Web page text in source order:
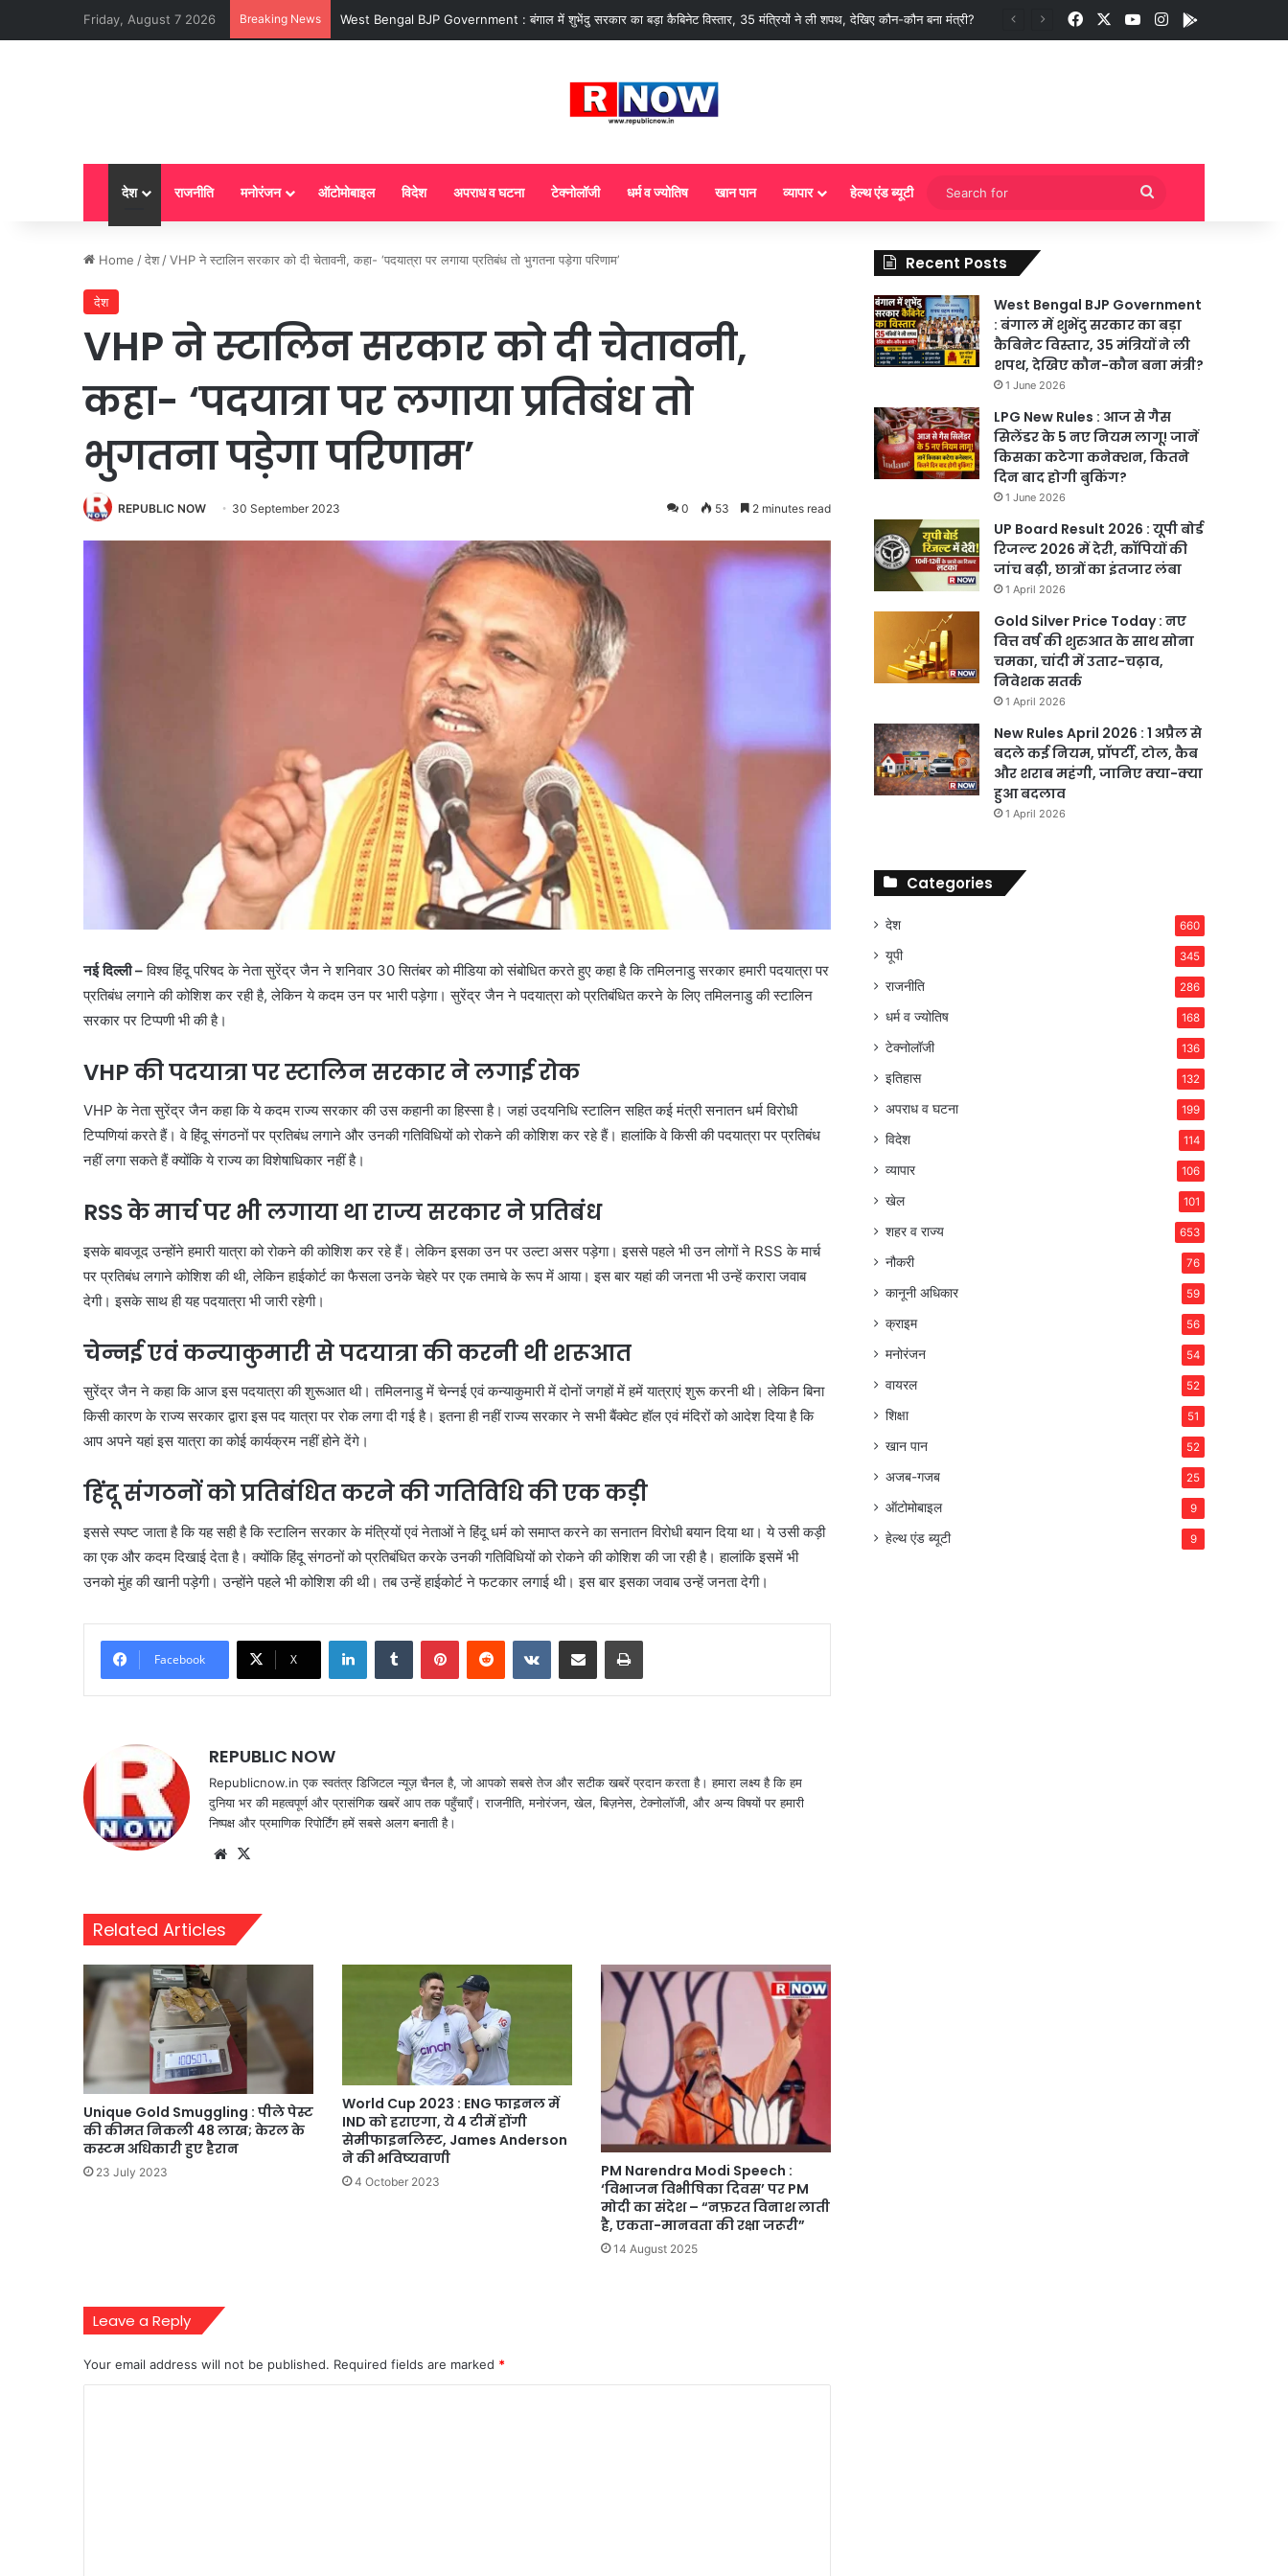
Friday, August 7 2026 Breaking News West Bengal BJP Government : बंगाल में शुभेंदु सरकार का बड़ा कैबिनेट विस्तार, 35 मंत्रियों ने ली शपथ, देखिए कौन-कौन बना मंत्री? FacebookYouTubeInstagram
देश राजनीति मनोरंजन ऑटोमोबाइल विदेश अपराध व घटना टेक्नोलॉजी धर्म व ज्योतिष खान पान व्यापार हेल्थ एंड ब्यूटी
Search
for
Home /देश /VHP ने स्टालिन सरकार को दी चेतावनी, कहा- ‘पदयात्रा पर लगाया प्रतिबंध तो भुगतना पड़ेगा परिणाम’
देश
VHP ने स्टालिन सरकार को दी चेतावनी,
कहा- ‘पदयात्रा पर लगाया प्रतिबंध तो
भुगतना पड़ेगा परिणाम’
REPUBLIC NOW 30 September 2023 0 53 2 minutes read
नई दिल्ली –विश्व हिंदू परिषद के नेता सुरेंद्र जैन ने शनिवार 30 सितंबर को मीडिया को संबोधित करते हुए कहा है कि तमिलनाडु सरकार हमारी पदयात्रा पर
प्रतिबंध लगाने की कोशिश कर रही है, लेकिन ये कदम उन पर भारी पड़ेगा। सुरेंद्र जैन ने पदयात्रा को प्रतिबंधित करने के लिए तमिलनाडु की स्टालिन
सरकार पर टिप्पणी भी की है।
VHPकी पदयात्रा पर स्टालिन सरकार ने लगाई रोक
VHP के नेता सुरेंद्र जैन कहा कि ये कदम राज्य सरकार की उस कहानी का हिस्सा है। जहां उदयनिधि स्टालिन सहित कई मंत्री सनातन धर्म विरोधी
टिप्पणियां करते हैं। वे हिंदू संगठनों पर प्रतिबंध लगाने और उनकी गतिविधियों को रोकने की कोशिश कर रहे हैं। हालांकि वे किसी की पदयात्रा पर प्रतिबंध
नहीं लगा सकते हैं क्योंकि ये राज्य का विशेषाधिकार नहीं है।
RSSके मार्च पर भी लगाया था राज्य सरकार ने प्रतिबंध
इसके बावजूद उन्होंने हमारी यात्रा को रोकने की कोशिश कर रहे हैं। लेकिन इसका उन पर उल्टा असर पड़ेगा। इससे पहले भी उन लोगों ने RSS के मार्च
पर प्रतिबंध लगाने कोशिश की थी, लेकिन हाईकोर्ट का फैसला उनके चेहरे पर एक तमाचे के रूप में आया। इस बार यहां की जनता भी उन्हें करारा जवाब
देगी। इसके साथ ही यह पदयात्रा भी जारी रहेगी।
चेन्नई एवं कन्याकुमारी से पदयात्रा की करनी थी शरूआत
सुरेंद्र जैन ने कहा कि आज इस पदयात्रा की शुरूआत थी। तमिलनाडु में चेन्नई एवं कन्याकुमारी में दोनों जगहों में हमें यात्राएं शुरू करनी थी। लेकिन बिना
किसी कारण के राज्य सरकार द्वारा इस पद यात्रा पर रोक लगा दी गई है। इतना ही नहीं राज्य सरकार ने सभी बैंक्वेट हॉल एवं मंदिरों को आदेश दिया है कि
आप अपने यहां इस यात्रा का कोई कार्यक्रम नहीं होने देंगे।
हिंदू संगठनों को प्रतिबंधित करने की गतिविधि की एक कड़ी
इससे स्पष्ट जाता है कि यह सही है कि स्टालिन सरकार के मंत्रियों एवं नेताओं ने हिंदू धर्म को समाप्त करने का सनातन विरोधी बयान दिया था। ये उसी कड़ी
का एक और कदम दिखाई देता है। क्योंकि हिंदू संगठनों को प्रतिबंधित करके उनकी गतिविधियों को रोकने की कोशिश की जा रही है। हालांकि इसमें भी
उनको मुंह की खानी पड़ेगी। उन्होंने पहले भी कोशिश की थी। तब उन्हें हाईकोर्ट ने फटकार लगाई थी। इस बार इसका जवाब उन्हें जनता देगी।
Facebook X
LinkedInTumblr PinterestReddit VKontakteShare via Email Print
REPUBLIC NOW
Republicnow.in एक स्वतंत्र डिजिटल न्यूज़ चैनल है, जो आपको सबसे तेज और सटीक खबरें प्रदान करता है। हमारा लक्ष्य है कि हम
दुनिया भर की महत्वपूर्ण और प्रासंगिक खबरें आप तक पहुँचाएँ। राजनीति, मनोरंजन, खेल, बिज़नेस, टेक्नोलॉजी, और अन्य विषयों पर हमारी
निष्पक्ष और प्रमाणिक रिपोर्टिंग हमें सबसे अलग बनाती है।
Website
Related Articles
Unique Gold Smuggling : पीले पेस्ट
की कीमत निकली 48 लाख; केरल के
कस्टम अधिकारी हुए हैरान
23 July 2023
World Cup 2023 : ENG फाइनल में
IND को हराएगा, ये 4 टीमें होंगी
सेमीफाइनलिस्‍ट, James Anderson
ने की भविष्‍यवाणी
4 October 2023
PM Narendra Modi Speech :
‘विभाजन विभीषिका दिवस’ पर PM
मोदी का संदेश – “नफ़रत विनाश लाती
है, एकता-मानवता की रक्षा जरूरी”
14 August 2025
Leave a Reply
Your email address will not be published. Required fields are marked *
Recent Posts
West Bengal BJP Government
: बंगाल में शुभेंदु सरकार का बड़ा
कैबिनेट विस्तार, 35 मंत्रियों ने ली
शपथ, देखिए कौन-कौन बना मंत्री?
1 June 2026
LPG New Rules : आज से गैस
सिलेंडर के 5 नए नियम लागू! जानें
किसका कटेगा कनेक्शन, कितने
दिन बाद होगी बुकिंग?
1 June 2026
UP Board Result 2026 : यूपी बोर्ड
रिजल्ट 2026 में देरी, कॉपियों की
जांच बढ़ी, छात्रों का इंतजार लंबा
1 April 2026
Gold Silver Price Today : नए
वित्त वर्ष की शुरुआत के साथ सोना
चमका, चांदी में उतार-चढ़ाव,
निवेशक सतर्क
1 April 2026
New Rules April 2026 : 1 अप्रैल से
बदले कई नियम, प्रॉपर्टी, टोल, कैब
और शराब महंगी, जानिए क्या-क्या
हुआ बदलाव
1 April 2026
Categories
देश 660
यूपी 345
राजनीति 286
धर्म व ज्योतिष 168
टेक्नोलॉजी 136
इतिहास 132
अपराध व घटना 199
विदेश 114
व्यापार 106
खेल 101
शहर व राज्य 653
नौकरी 76
कानूनी अधिकार 59
क्राइम 56
मनोरंजन 54
वायरल 52
शिक्षा 51
खान पान 52
अजब-गजब 25
ऑटोमोबाइल 9
हेल्थ एंड ब्यूटी 9